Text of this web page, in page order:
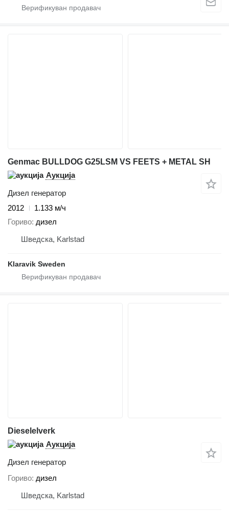
Genmac BULLDOG G25LSM VS FEETS + METAL SH
Аукција
Дизел генератор
2012
1.133 м/ч
Гориво дизел
Шведска, Karlstad
Klaravik Sweden
Dieselelverk
Аукција
Дизел генератор
Гориво дизел
Шведска, Karlstad